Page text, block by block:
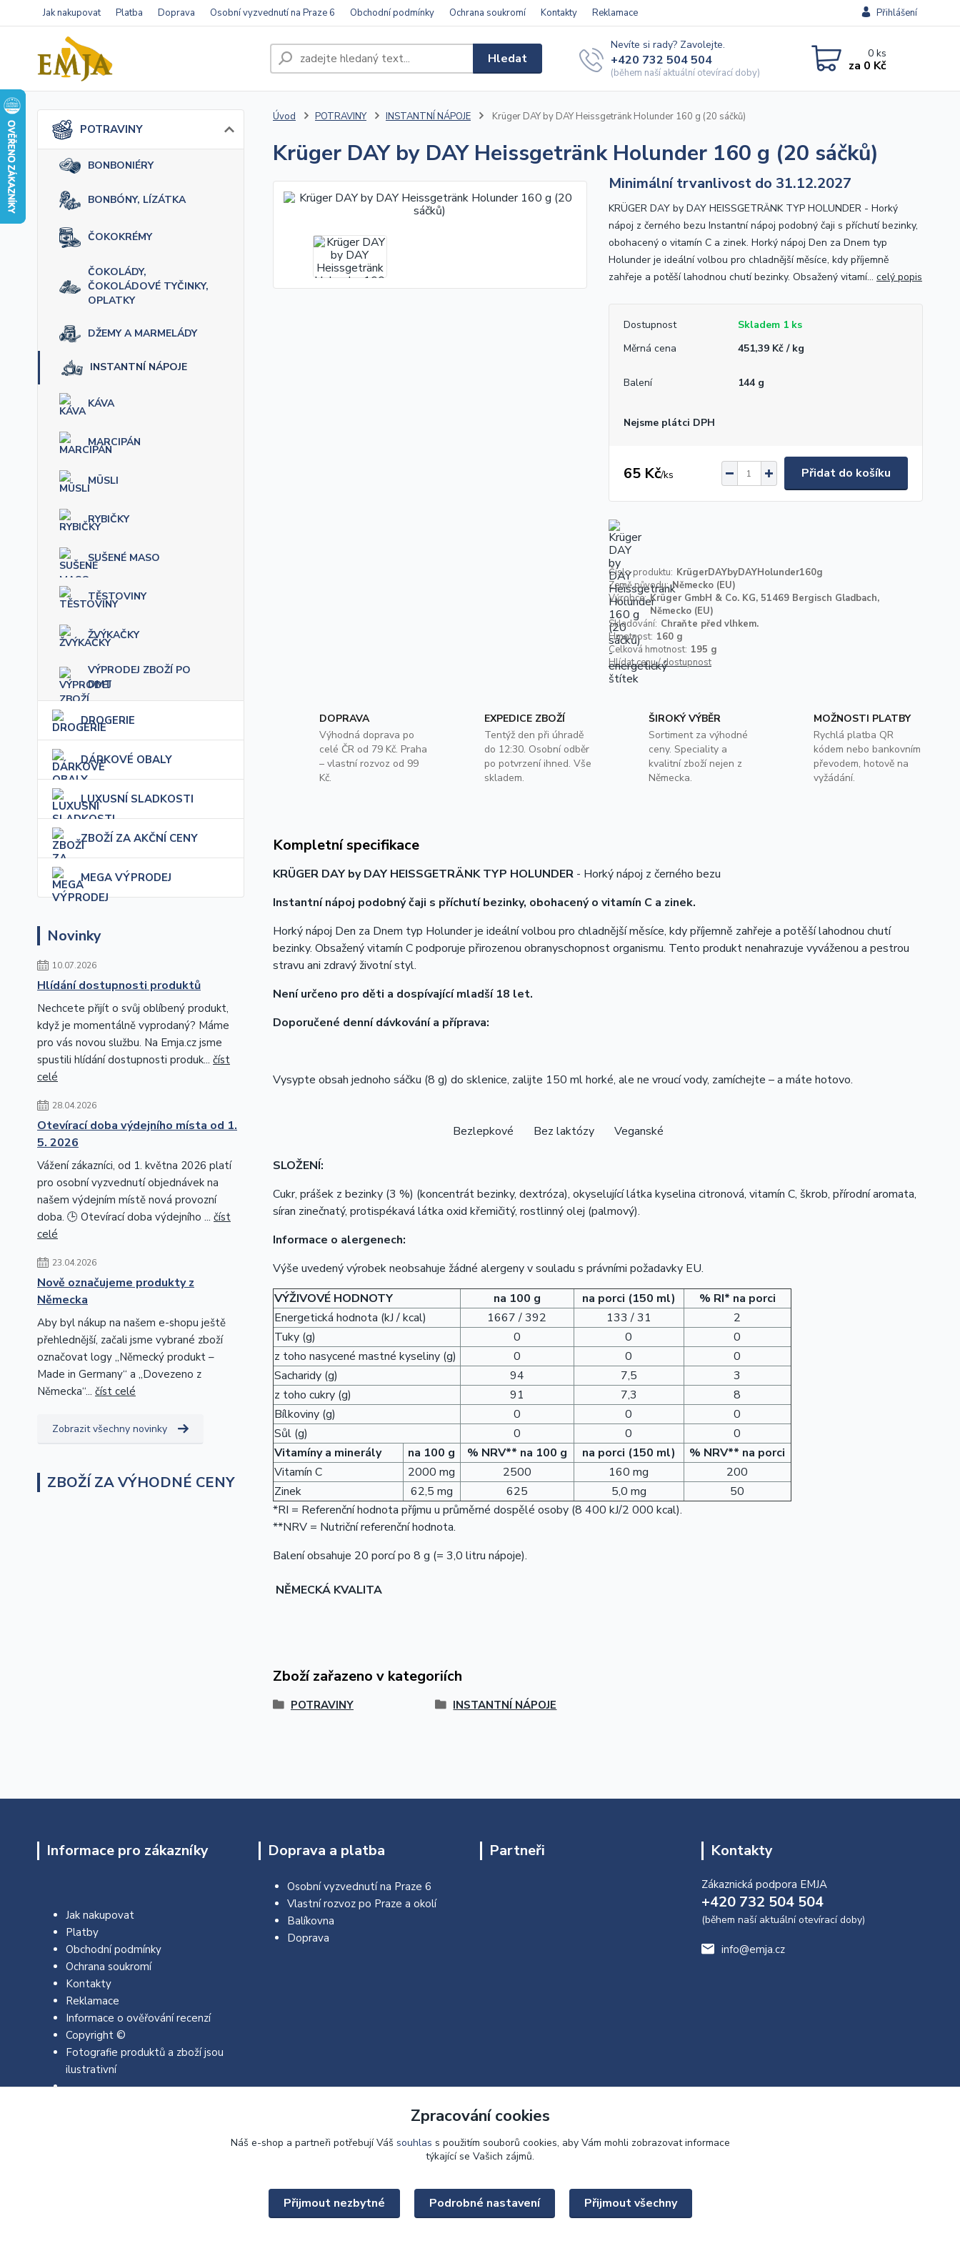
Jak nakupovat Platba Doprava Osobní vyzvednutí na Praze 6 Obchodní podmínky Ochrana soukromí Kontakty Reklamace Přihlášení
Hledat
Nevíte si rady? Zavolejte.
+420 732 504 504
(během naší aktuální otevírací doby)
0ks
za 0 Kč
POTRAVINY
BONBONIÉRY
BONBÓNY, LÍZÁTKA
ČOKOKRÉMY
ČOKOLÁDY,
ČOKOLÁDOVÉ TYČINKY,
OPLATKY
DŽEMY A MARMELÁDY
INSTANTNÍ NÁPOJE
KÁVA
MARCIPÁN
MÜSLI
RYBIČKY
SUŠENÉ MASO
TĚSTOVINY
ŽVÝKAČKY
VÝPRODEJ ZBOŽÍ PO
DMT
DROGERIE
DÁRKOVÉ OBALY
LUXUSNÍ SLADKOSTI
ZBOŽÍ ZA AKČNÍ CENY
MEGA VÝPRODEJ
Novinky
10.07.2026
Hlídání dostupnosti produktů
Nechcete přijít o svůj oblíbený produkt,
když je momentálně vyprodaný? Máme
pro vás novou službu. Na Emja.cz jsme
spustili hlídání dostupnosti produk... číst
celé
28.04.2026
Otevírací doba výdejního místa od 1.
5. 2026
Vážení zákazníci, od 1. května 2026 platí
pro osobní vyzvednutí objednávek na
našem výdejním místě nová provozní
doba. 🕒 Otevírací doba výdejního ... číst
celé
23.04.2026
Nově označujeme produkty z
Německa
Aby byl nákup na našem e-shopu ještě
přehlednější, začali jsme vybrané zboží
označovat logy „Německý produkt –
Made in Germany“ a „Dovezeno z
Německa“... číst celé
Zobrazit všechny novinky
ZBOŽÍ ZA VÝHODNÉ CENY
Úvod POTRAVINY INSTANTNÍ NÁPOJE Krüger DAY by DAY Heissgetränk Holunder 160 g (20 sáčků)
Krüger DAY by DAY Heissgetränk Holunder 160 g (20 sáčků)
Minimální trvanlivost do 31.12.2027
KRÜGER DAY by DAY HEISSGETRÄNK TYP HOLUNDER - Horký
nápoj z černého bezu Instantní nápoj podobný čaji s příchutí bezinky,
obohacený o vitamín C a zinek. Horký nápoj Den za Dnem typ
Holunder je ideální volbou pro chladnější měsíce, kdy příjemně
zahřeje a potěší lahodnou chutí bezinky. Obsažený vitamí... celý popis
Dostupnost
Skladem 1 ks
Měrná cena
451,39 Kč / kg
Balení 144 g
Nejsme plátci DPH
65 Kč/ks Přidat do košíku
Číslo produktu: KrügerDAYbyDAYHolunder160g
Země původu: Německo (EU)
Výrobce: Krüger GmbH & Co. KG, 51469 Bergisch Gladbach,
Německo (EU)
Skladování: Chraňte před vlhkem.
Hmotnost: 160 g
Celková hmotnost: 195 g
Hlídat cenu / dostupnost
DOPRAVA
Výhodná doprava po
celé ČR od 79 Kč. Praha
– vlastní rozvoz od 99
Kč.
EXPEDICE ZBOŽÍ
Tentýž den při úhradě
do 12:30. Osobní odběr
po potvrzení ihned. Vše
skladem.
ŠIROKÝ VÝBĚR
Sortiment za výhodné
ceny. Speciality a
kvalitní zboží nejen z
Německa.
MOŽNOSTI PLATBY
Rychlá platba QR
kódem nebo bankovním
převodem, hotově na
vyžádání.
Kompletní specifikace
KRÜGER DAY by DAY HEISSGETRÄNK TYP HOLUNDER- Horký nápoj z černého bezu
Instantní nápoj podobný čaji s příchutí bezinky, obohacený o vitamín C a zinek.
Horký nápoj Den za Dnem typ Holunder je ideální volbou pro chladnější měsíce, kdy příjemně zahřeje a potěší lahodnou chutí
bezinky. Obsažený vitamín C podporuje přirozenou obranyschopnost organismu. Tento produkt nenahrazuje vyváženou a pestrou
stravu ani zdravý životní styl.
Není určeno pro děti a dospívající mladší 18 let.
Doporučené denní dávkování a příprava:
Vysypte obsah jednoho sáčku (8 g) do sklenice, zalijte 150 ml horké, ale ne vroucí vody, zamíchejte – a máte hotovo.
Bezlepkové Bez laktózy Veganské
SLOŽENÍ:
Cukr, prášek z bezinky (3 %) (koncentrát bezinky, dextróza), okyselující látka kyselina citronová, vitamín C, škrob, přírodní aromata,
síran zinečnatý, protispékavá látka oxid křemičitý, rostlinný olej (palmový).
Informace o alergenech:
Výše uvedený výrobek neobsahuje žádné alergeny v souladu s právními požadavky EU.
VÝŽIVOVÉ HODNOTY
na 100 g na porci (150 ml)
% RI* na porci
Energetická hodnota (kJ / kcal)
1667 / 392 133 / 31
2
Tuky (g)
0 0
0
z toho nasycené mastné kyseliny (g)
0 0
0
Sacharidy (g)
94 7,5
3
z toho cukry (g)
91 7,3
8
Bílkoviny (g)
0 0
0
Sůl (g)
0 0
0
Vitamíny a minerály
na 100 g % NRV** na 100 g na porci (150 ml)
% NRV** na porci
Vitamín C
2000 mg 2500 160 mg
200
Zinek
62,5 mg 625 5,0 mg
50
*RI = Referenční hodnota příjmu u průměrné dospělé osoby (8 400 kJ/2 000 kcal).
**NRV = Nutriční referenční hodnota.
Balení obsahuje 20 porcí po 8 g (= 3,0 litru nápoje).
NĚMECKÁ KVALITA
Zboží zařazeno v kategoriích
POTRAVINY INSTANTNÍ NÁPOJE
Informace pro zákazníky
Jak nakupovat
Platby
Obchodní podmínky
Ochrana soukromí
Kontakty
Reklamace
Informace o ověřování recenzí
Copyright ©
Fotografie produktů a zboží jsou
ilustrativní
Doprava a platba
Osobní vyzvednutí na Praze 6
Vlastní rozvoz po Praze a okolí
Balíkovna
Doprava
Partneři Kontakty
Zákaznická podpora EMJA
+420 732 504 504
(během naší aktuální otevírací doby)
info@emja.cz
Zpracování cookies
Náš e-shop a partneři potřebují Váš souhlas s použitím souborů cookies, aby Vám mohli zobrazovat informace
týkající se Vašich zájmů.
Přijmout nezbytné Podrobné nastavení Přijmout všechny